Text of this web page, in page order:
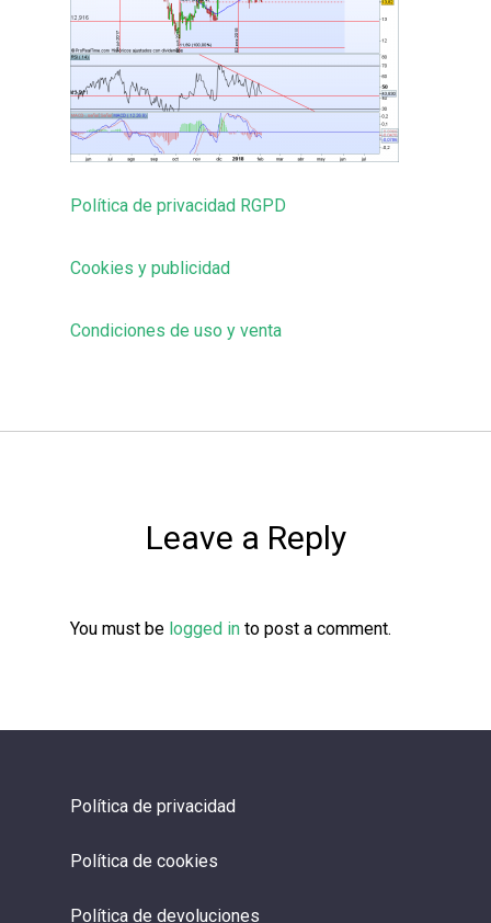
Política de privacidad RGPD
Cookies y publicidad
Condiciones de uso y venta
Leave a Reply
You must be logged in to post a comment.
Política de privacidad
Política de cookies
Política de devoluciones